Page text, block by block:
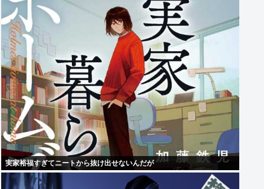
実家裕福すぎてニートから抜け出せないんだが